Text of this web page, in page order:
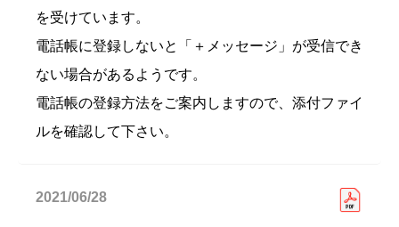
を受けています。
電話帳に登録しないと「＋メッセージ」が受信でき
ない場合があるようです。
電話帳の登録方法をご案内しますので、添付ファイ
ルを確認して下さい。
2021/06/28